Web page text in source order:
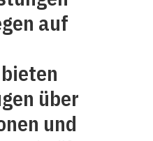
auf
über
und